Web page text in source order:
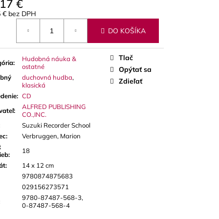
€
€ bez DPH
DO KOŠÍKA
:
Hudobná náuka &
ostatné
duchovná hudba,
klasická
: CD
:
ALFRED PUBLISHING
CO.,INC.
Suzuki Recorder School
:
Verbruggen, Marion
:
18
:
14 x 12 cm
9780874875683
029156273571
9780-87487-568-3,
0-87487-568-4
Tlač
Opýtať sa
Zdieľať
PLÁTKY NA ALT